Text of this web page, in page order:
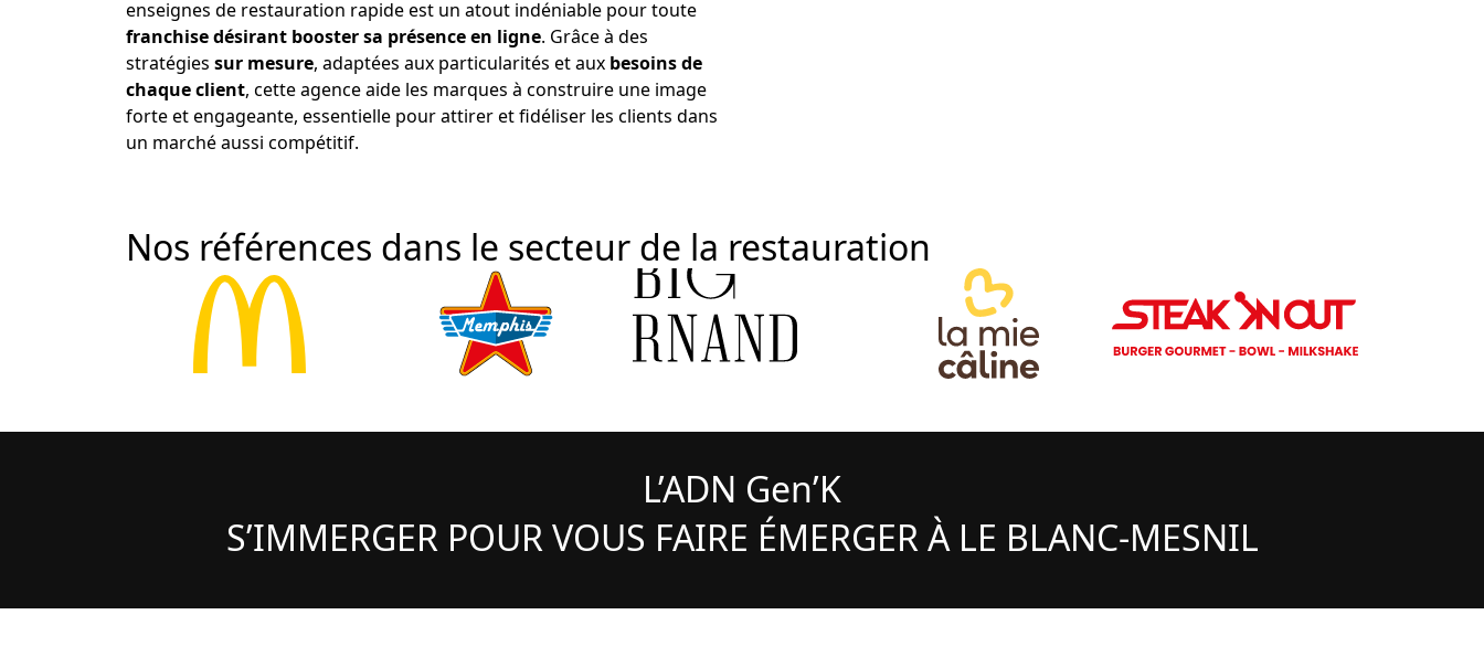
enseignes de restauration rapide est un atout indéniable pour toute
franchise désirant booster sa présence en ligne. Grâce à des
stratégies sur mesure, adaptées aux particularités et aux besoins de
chaque client, cette agence aide les marques à construire une image
forte et engageante, essentielle pour attirer et fidéliser les clients dans
un marché aussi compétitif.
Nos références dans le secteur de la restauration
L’ADN Gen’K
S’IMMERGER POUR VOUS FAIRE ÉMERGER À LE BLANC-MESNIL